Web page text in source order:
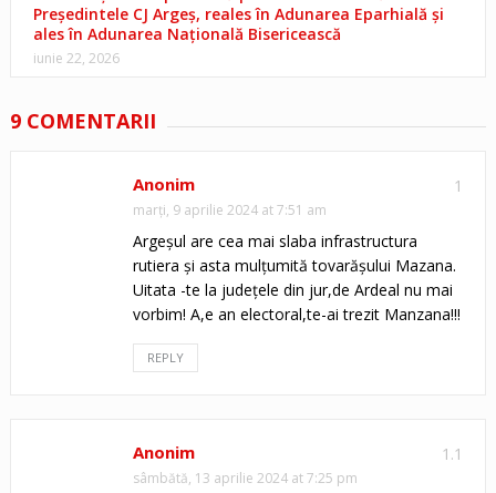
Președintele CJ Argeș, reales în Adunarea Eparhială și
ales în Adunarea Națională Bisericească
iunie 22, 2026
9 COMENTARII
1
Anonim
marți, 9 aprilie 2024 at 7:51 am
Argeșul are cea mai slaba infrastructura
rutiera și asta mulțumită tovarășului Mazana.
Uitata -te la județele din jur,de Ardeal nu mai
vorbim! A,e an electoral,te-ai trezit Manzana!!!
REPLY
1.1
Anonim
sâmbătă, 13 aprilie 2024 at 7:25 pm